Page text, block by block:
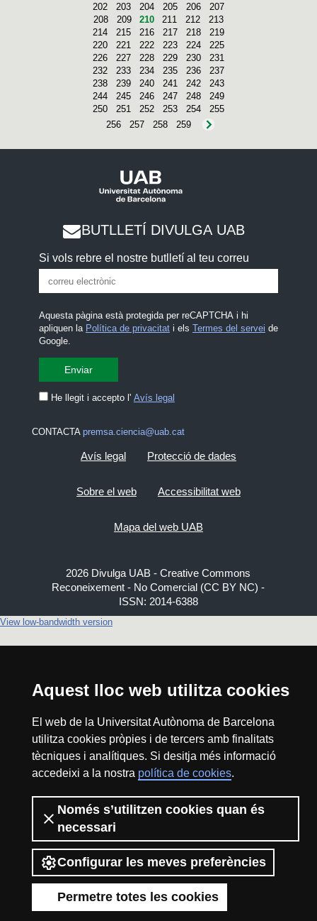
Aquest lloc web utilitza cookies
El web de la Universitat Autònoma de Barcelona
utilitza cookies pròpies i de tercers amb finalitats
tècniques i analítiques. Si desitja més informació
accedeixi a la nostra política de cookies.
Només s’utilitzen cookies quan és
necessari
Configurar les meves preferències
Permetre totes les cookies
202
203 204 205 206
207
208
209 210 211 212
213
214
215 216 217 218
219
220
221 222 223 224
225
226
227 228 229 230
231
232
233 234 235 236
237
238
239 240 241 242
243
244
245 246 247 248
249
250
251 252 253 254
255
256
257 258 259
BUTLLETÍ DIVULGA UAB
Si vols rebre el nostre butlletí al teu correu
Aquesta pàgina està protegida per reCAPTCHA i hi
apliquen la Política de privacitati els Termes del servei de
Google.
He llegit i accepto l' Avís legal
CONTACTA premsa.ciencia@uab.cat
Avís legal Protecció de dades
Sobre el web Accessibilitat web
Mapa del web UAB
2026 Divulga UAB - Creative Commons
Reconeixement - No Comercial (CC BY NC) -
ISSN: 2014-6388
View low-bandwidth version